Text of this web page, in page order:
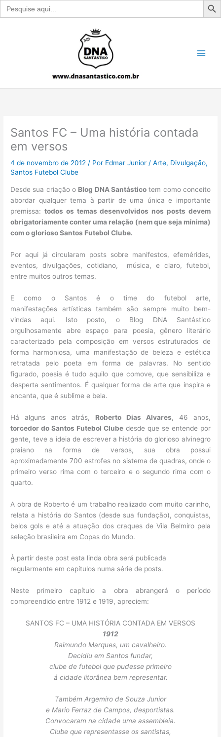
Search
for:
Santos FC – Uma história contada
em versos
4 de novembro de 2012/ Por Edmar Junior/Arte, Divulgação,
Santos Futebol Clube
Desde sua criação o Blog DNA Santástico tem como conceito
abordar qualquer tema à partir de uma única e importante
premissa: todos os temas desenvolvidos nos posts devem
obrigatoriamente conter uma relação (nem que seja mínima)
com o glorioso Santos Futebol Clube.
Por aqui já circularam posts sobre manifestos, efemérides,
eventos, divulgações, cotidiano, música, e claro, futebol,
entre muitos outros temas.
E como o Santos é o time do futebol arte,
manifestações artísticas também são sempre muito bem-
vindas aqui. Isto posto, o Blog DNA Santástico
orgulhosamente abre espaço para poesia, gênero literário
caracterizado pela composição em versos estruturados de
forma harmoniosa, uma manifestação de beleza e estética
retratada pelo poeta em forma de palavras. No sentido
figurado, poesia é tudo aquilo que comove, que sensibiliza e
desperta sentimentos. É qualquer forma de arte que inspira e
encanta, que é sublime e bela.
Há alguns anos atrás, Roberto Dias Alvares, 46 anos,
torcedor do Santos Futebol Clube desde que se entende por
gente, teve a ideia de escrever a história do glorioso alvinegro
praiano na forma de versos, sua obra possui
aproximadamente 700 estrofes no sistema de quadras, onde o
primeiro verso rima com o terceiro e o segundo rima com o
quarto.
A obra de Roberto é um trabalho realizado com muito carinho,
relata a história do Santos (desde sua fundação), conquistas,
belos gols e até a atuação dos craques de Vila Belmiro pela
seleção brasileira em Copas do Mundo.
À partir deste post esta linda obra será publicada
regularmente em capítulos numa série de posts.
Neste primeiro capítulo a obra abrangerá o período
compreendido entre 1912 e 1919, apreciem:
SANTOS FC – UMA HISTÓRIA CONTADA EM VERSOS
1912
Raimundo Marques, um cavalheiro.
Decidiu em Santos fundar,
clube de futebol que pudesse primeiro
á cidade litorânea bem representar.
Também Argemiro de Souza Junior
e Mario Ferraz de Campos, desportistas.
Convocaram na cidade uma assembleia.
Clube que representasse os santistas,